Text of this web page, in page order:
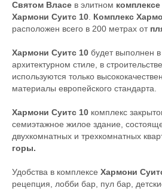
Святом Власе в элитном
Хармони Суитс 10. Комплекс
расположен всего в 200 метрах от
Хармони Суитс 10 будет выполнен
архитектурном стиле, в строительстве
используются только
материалы европейского стандарта.
Хармони Суитс 10 комплекс
семиэтажное жилое здание,
двухкомнатных и трехкомнатных
горы.
Удобства в комплексе Хармони
рецепция, лобби бар, пул бар,